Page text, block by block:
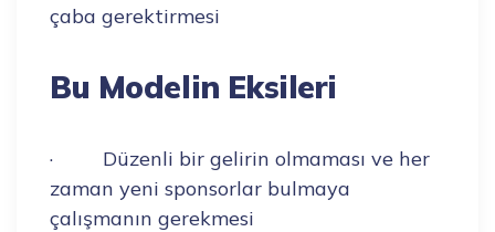
çaba gerektirmesi
Bu Modelin Eksileri
· Düzenli bir gelirin olmaması ve her
zaman yeni sponsorlar bulmaya
çalışmanın gerekmesi